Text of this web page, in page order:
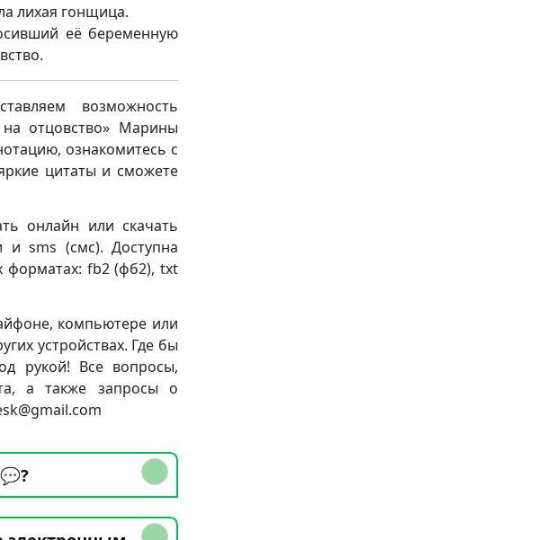
лихая гонщица.
её беременную
возможность
отцовство» Марины
ознакомитесь с
цитаты и сможете
онлайн или скачать
и sms (смс). Доступна
форматах: fb2 (фб2), txt
компьютере или
устройствах. Где бы
рукой! Все вопросы,
а также запросы о